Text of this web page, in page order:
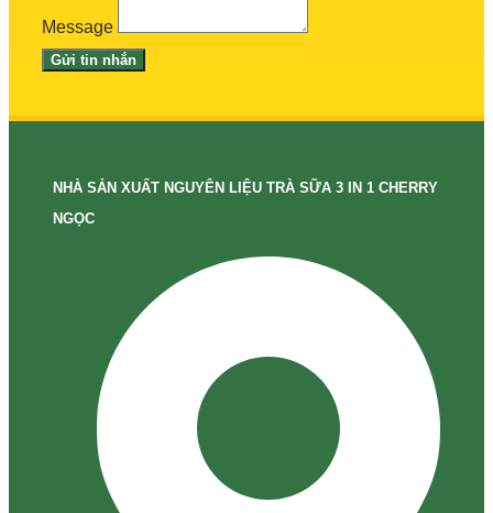
Message
Gửi tin nhắn
NHÀ SẢN XUẤT NGUYÊN LIỆU TRÀ SỮA 3 IN 1 CHERRY
NGỌC